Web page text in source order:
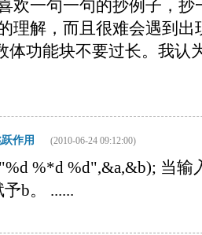
欢一句一句的抄例子，
理解，而且很难会遇到
能块不要过长。我认
作用 (2010-06-24 09:12:00)
%*d %d",&a,&b); 当
b。 ......